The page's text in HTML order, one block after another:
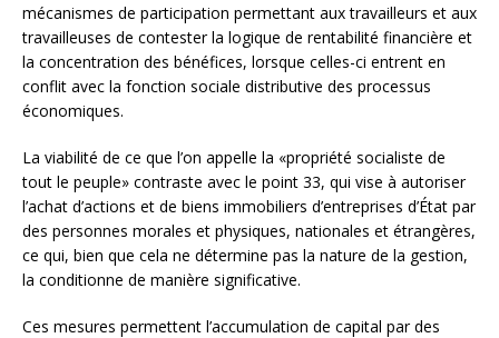
mécanismes de participation permettant aux travailleurs et aux
travailleuses de contester la logique de rentabilité financière et
la concentration des bénéfices, lorsque celles-ci entrent en
conflit avec la fonction sociale distributive des processus
économiques.
La viabilité de ce que l’on appelle la «propriété socialiste de
tout le peuple» contraste avec le point 33, qui vise à autoriser
l’achat d’actions et de biens immobiliers d’entreprises d’État par
des personnes morales et physiques, nationales et étrangères,
ce qui, bien que cela ne détermine pas la nature de la gestion,
la conditionne de manière significative.
Ces mesures permettent l’accumulation de capital par des